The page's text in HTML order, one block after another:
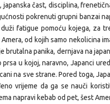
japanska čast, disciplina,
pokrenuti grupni banzai
fatigue pomoću kojega, za
od kojih samo nekolicina
brutalna panika, dernjava na
prsa u kojoj, naravno, Japanci
na sve strane. Pored toga,
vrijeme da ga se nauči
napravi kebab od pet, šest